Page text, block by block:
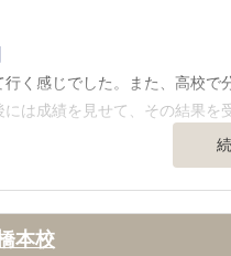
く感じでした。また、高校
は成績を見せて、その結果を
に来た時と帰る時どちらも
本校